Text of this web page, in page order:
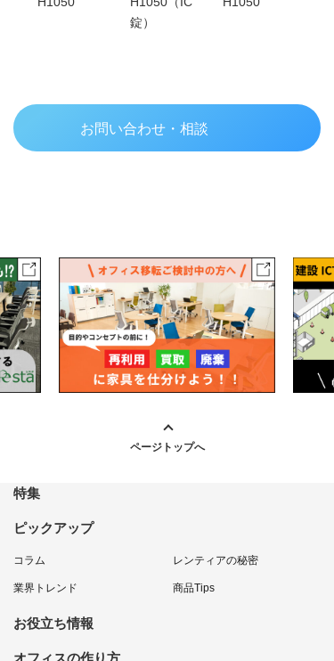
錠）
お問い合わせ・相談
ページトップへ
特集
ピックアップ
コラム レンティアの秘密
業界トレンド 商品Tips
お役立ち情報